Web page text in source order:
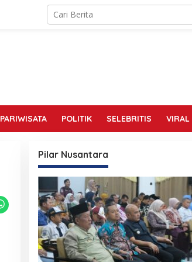
PARIWISATA POLITIK SELEBRITIS VIRAL
Pilar Nusantara